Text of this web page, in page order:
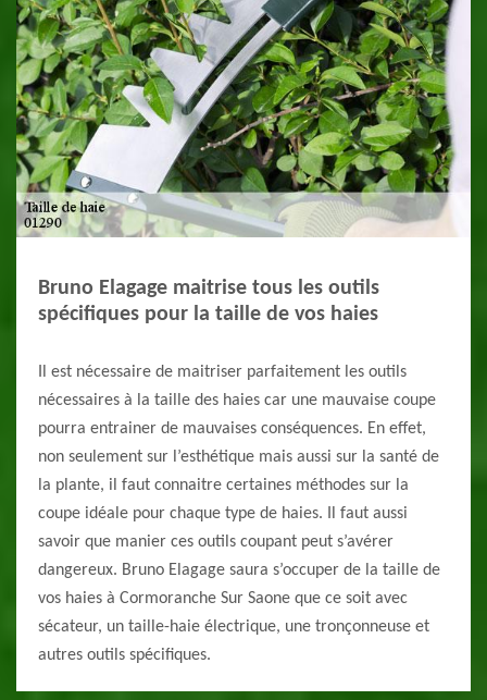
Bruno Elagage maitrise tous les outils
spécifiques pour la taille de vos haies
Il est nécessaire de maitriser parfaitement les outils
nécessaires à la taille des haies car une mauvaise coupe
pourra entrainer de mauvaises conséquences. En effet,
non seulement sur l’esthétique mais aussi sur la santé de
la plante, il faut connaitre certaines méthodes sur la
coupe idéale pour chaque type de haies. Il faut aussi
savoir que manier ces outils coupant peut s’avérer
dangereux. Bruno Elagage saura s’occuper de la taille de
vos haies à Cormoranche Sur Saone que ce soit avec
sécateur, un taille-haie électrique, une tronçonneuse et
autres outils spécifiques.